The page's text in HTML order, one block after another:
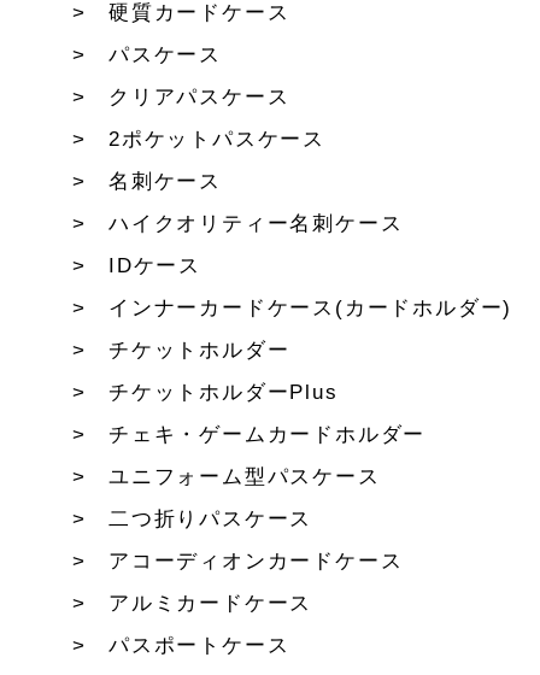
硬質カードケース
パスケース
クリアパスケース
2ポケットパスケース
名刺ケース
ハイクオリティー名刺ケース
IDケース
インナーカードケース(カードホルダー)
チケットホルダー
チケットホルダーPlus
チェキ・ゲームカードホルダー
ユニフォーム型パスケース
二つ折りパスケース
アコーディオンカードケース
アルミカードケース
パスポートケース